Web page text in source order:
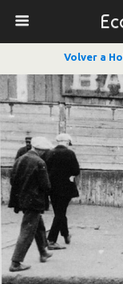
Volver a